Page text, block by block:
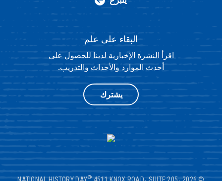
البقاء على علم
اقرأ النشرة الإخبارية لدينا للحصول على
أحدث الموارد والأحداث والتدريب.
يشترك
© 2026 NATIONAL HISTORY DAY
® 4511 KNOX ROAD، SUITE 205،